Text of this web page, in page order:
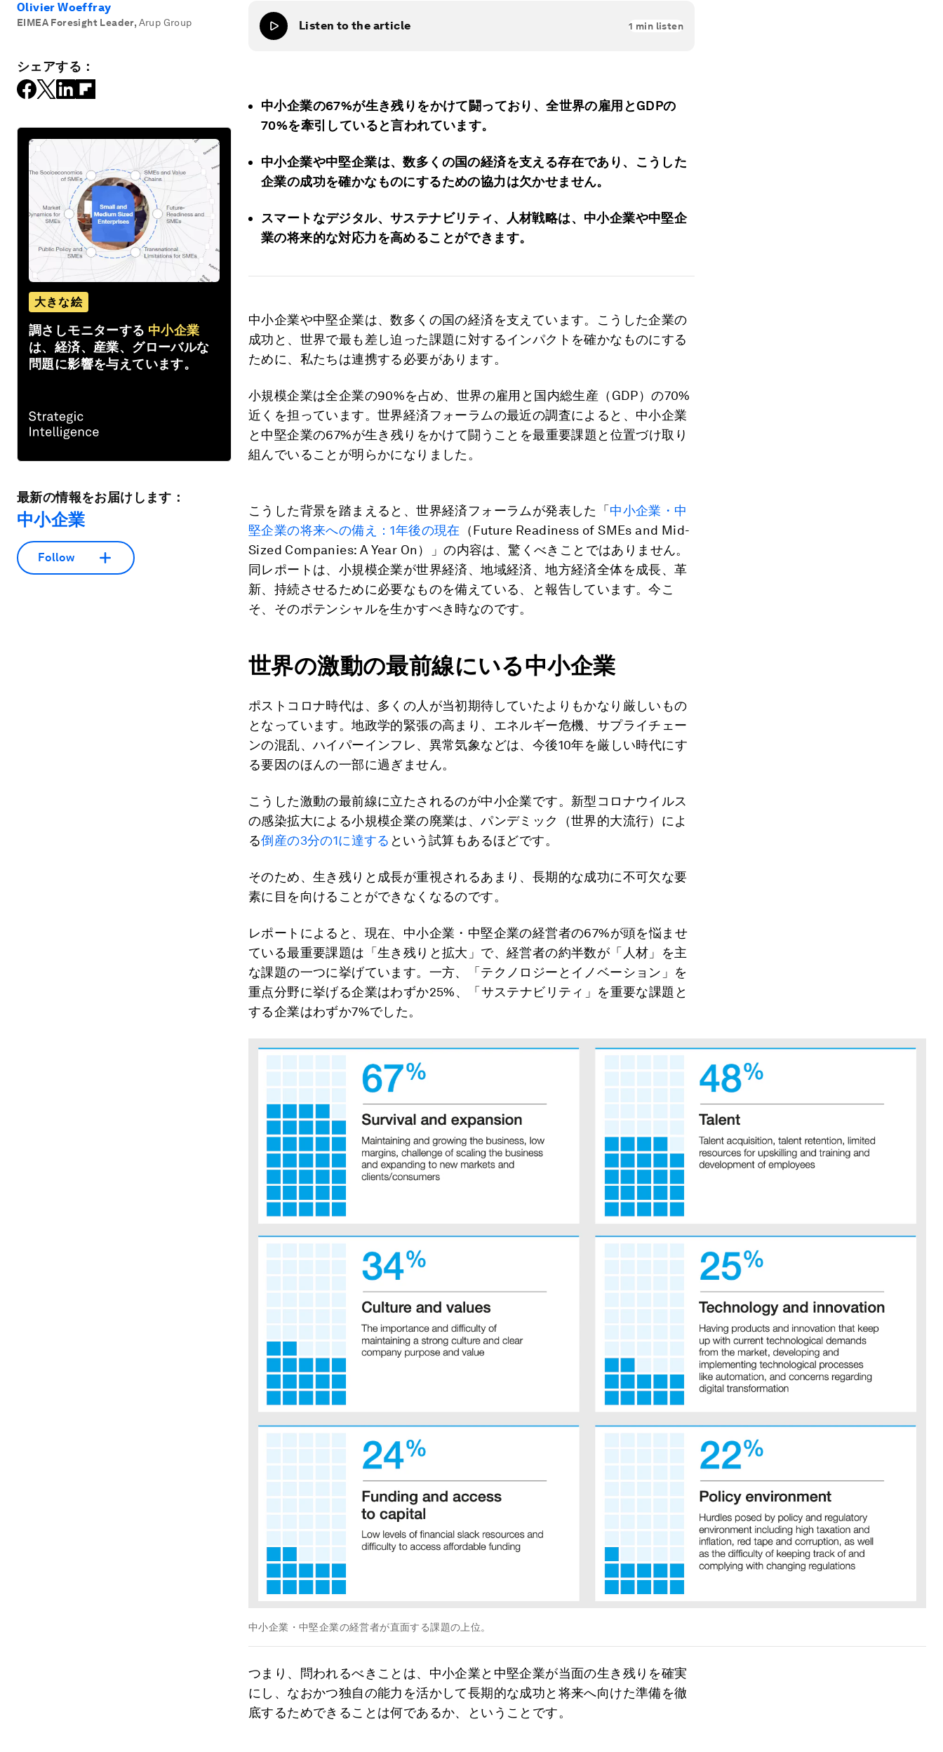
Olivier Woeffray
EIMEA Foresight Leader, Arup Group
シェアする：
大きな絵
調さしモニターする 中小企業
は、経済、産業、グローバルな
問題に影響を与えています。
最新の情報をお届けします：
中小企業
Follow
Listen to the article 1 min listen
中小企業の67%が生き残りをかけて闘っており、全世界の雇用とGDPの
70%を牽引していると言われています。
中小企業や中堅企業は、数多くの国の経済を支える存在であり、こうした
企業の成功を確かなものにするための協力は欠かせません。
スマートなデジタル、サステナビリティ、人材戦略は、中小企業や中堅企
業の将来的な対応力を高めることができます。
中小企業や中堅企業は、数多くの国の経済を支えています。こうした企業の
成功と、世界で最も差し迫った課題に対するインパクトを確かなものにする
ために、私たちは連携する必要があります。
小規模企業は全企業の90%を占め、世界の雇用と国内総生産（GDP）の70%
近くを担っています。世界経済フォーラムの最近の調査によると、中小企業
と中堅企業の67%が生き残りをかけて闘うことを最重要課題と位置づけ取り
組んでいることが明らかになりました。
こうした背景を踏まえると、世界経済フォーラムが発表した「 中小企業・中
堅企業の将来への備え：1年後の現在 （Future Readiness of SMEs and Mid-
Sized Companies: A Year On）」の内容は、驚くべきことではありません。
同レポートは、小規模企業が世界経済、地域経済、地方経済全体を成長、革
新、持続させるために必要なものを備えている、と報告しています。今こ
そ、そのポテンシャルを生かすべき時なのです。
世界の激動の最前線にいる中小企業
ポストコロナ時代は、多くの人が当初期待していたよりもかなり厳しいもの
となっています。地政学的緊張の高まり、エネルギー危機、サプライチェー
ンの混乱、ハイパーインフレ、異常気象などは、今後10年を厳しい時代にす
る要因のほんの一部に過ぎません。
こうした激動の最前線に立たされるのが中小企業です。新型コロナウイルス
の感染拡大による小規模企業の廃業は、パンデミック（世界的大流行）によ
る倒産の3分の1に達する という試算もあるほどです。
そのため、生き残りと成長が重視されるあまり、長期的な成功に不可欠な要
素に目を向けることができなくなるのです。
レポートによると、現在、中小企業・中堅企業の経営者の67%が頭を悩ませ
ている最重要課題は「生き残りと拡大」で、経営者の約半数が「人材」を主
な課題の一つに挙げています。一方、「テクノロジーとイノベーション」を
重点分野に挙げる企業はわずか25%、「サステナビリティ」を重要な課題と
する企業はわずか7%でした。
中小企業・中堅企業の経営者が直面する課題の上位。
つまり、問われるべきことは、中小企業と中堅企業が当面の生き残りを確実
にし、なおかつ独自の能力を活かして長期的な成功と将来へ向けた準備を徹
底するためできることは何であるか、ということです。